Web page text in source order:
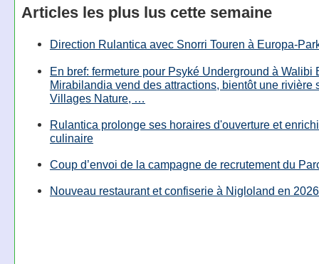
Articles les plus lus cette semaine
Direction Rulantica avec Snorri Touren à Europa-
En bref: fermeture pour Psyké Underground à Walibi
Mirabilandia vend des attractions, bientôt une rivière
Villages Nature, …
Rulantica prolonge ses horaires d'ouverture et
culinaire
Coup d’envoi de la campagne de recrutement du
Nouveau restaurant et confiserie à Nigloland en 2026